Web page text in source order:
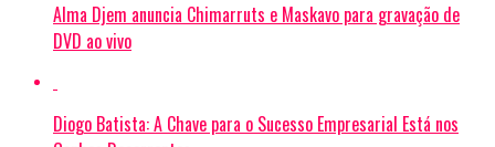
Alma Djem anuncia Chimarruts e Maskavo para gravação de
DVD ao vivo
Diogo Batista: A Chave para o Sucesso Empresarial Está nos